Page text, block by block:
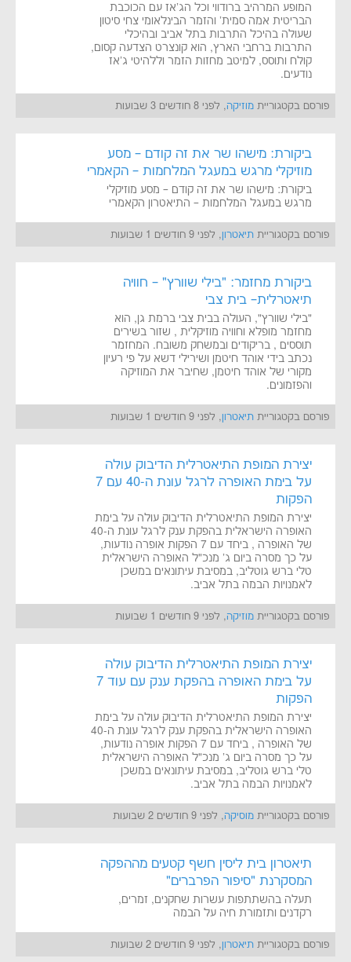
המופע המרהיב ברודווי וכל הג'אז עם הכוכבת
הבריטית אמה סמית' והזמר הבינלאומי צחי סיטון
שעולה בהיכל התרבות בתל אביב ובהיכלי
התרבות ברחבי הארץ, הוא קונצרט הצדעה קסום,
קולח ותוסס, למיטב מחזות הזמר וללהיטי ג'אז
נודעים.
פורסם בקטגוריית מוזיקה, לפני 8 חודשים 3 שבועות
ביקורת: מישהו שר את זה קודם – מסע
מוזיקלי מרגש במעגל המלחמות – הקאמרי
ביקורת: מישהו שר את זה קודם – מסע מוזיקלי
מרגש במעגל המלחמות – התיאטרון הקאמרי
פורסם בקטגוריית תיאטרון, לפני 9 חודשים 1 שבועות
ביקורת מחזמר: "בילי שוורץ" – חוויה
תיאטרלית– בית צבי
"בילי שוורץ", העולה בבית צבי ברמת גן, הוא
מחזמר מופלא וחוויה מוזיקלית , שזור בשירים
תוססים , בריקודים ובמשחק משובח. המחזמר
נכתב בידי אוהד חיטמן ושירילי דשא על פי רעיון
מקורי של אוהד חיטמן, שחיבר את המוזיקה
והפזמונים.
פורסם בקטגוריית תיאטרון, לפני 9 חודשים 1 שבועות
יצירת המופת התיאטרלית הדיבוק עולה
על בימת האופרה לרגל עונת ה-40 עם 7
הפקות
יצירת המופת התיאטרלית הדיבוק עולה על בימת
האופרה הישראלית בהפקת ענק לרגל עונת ה-40
של האופרה , ביחד עם 7 הפקות אופרה נודעות,
על כך מסרה ביום ג' מנכ"ל האופרה הישראלית
טלי ברש גוטליב, במסיבת עיתונאים במשכן
לאמנויות הבמה בתל אביב.
פורסם בקטגוריית מוזיקה, לפני 9 חודשים 1 שבועות
יצירת המופת התיאטרלית הדיבוק עולה
על בימת האופרה בהפקת ענק עם עוד 7
הפקות
יצירת המופת התיאטרלית הדיבוק עולה על בימת
האופרה הישראלית בהפקת ענק לרגל עונת ה-40
של האופרה , ביחד עם 7 הפקות אופרה נודעות,
על כך מסרה ביום ג' מנכ"ל האופרה הישראלית
טלי ברש גוטליב, במסיבת עיתונאים במשכן
לאמנויות הבמה בתל אביב.
פורסם בקטגוריית מוסיקה, לפני 9 חודשים 2 שבועות
תיאטרון בית ליסין חשף קטעים מההפקה
המסקרנת "סיפור הפרברים"
תעלה בהשתתפות עשרות שחקנים, זמרים,
רקדנים ותזמורת חיה על הבמה
פורסם בקטגוריית תיאטרון, לפני 9 חודשים 2 שבועות